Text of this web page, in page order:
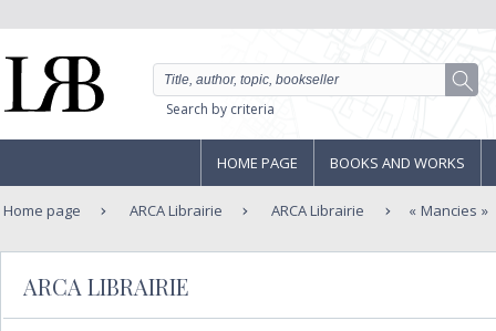
Search by criteria
HOME PAGE BOOKS AND WORKS
Home page ARCA Librairie ARCA Librairie Mancies
ARCA LIBRAIRIE